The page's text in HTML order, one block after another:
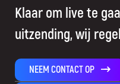
Klaar om live te
uitzending, wij
NEEM CONTACT OP